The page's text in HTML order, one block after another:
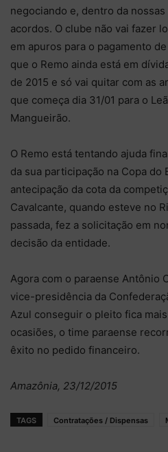
negociando e, dentro da
acordos. O clube não vai fazer
em apuros para o pagamento
que o Remo ainda está em
de 2015 e só vai quitar com as
que começa dia 31/01 para o
Mangueirão.
O Remo está tentando ajuda
da sua participação na Copa do
antecipação da cota da
Cavalcante, quando esteve no
passada, fez a solicitação em
decisão da entidade.
Agora com o paraense Antônio
vice-presidência da
Azul conseguir o pleito fica
ocasiões, o time paraense
êxito no pedido financeiro.
Amazônia, 23/12/2015
TAGS Contratações / Dispensas